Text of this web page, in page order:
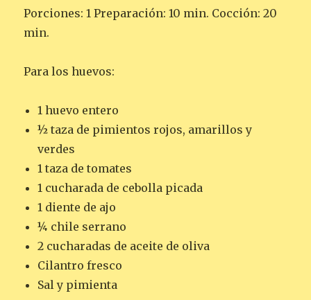
Porciones: 1 Preparación: 10 min. Cocción: 20
min.
Para los huevos:
1 huevo entero
½ taza de pimientos rojos, amarillos y
verdes
1 taza de tomates
1 cucharada de cebolla picada
1 diente de ajo
¼ chile serrano
2 cucharadas de aceite de oliva
Cilantro fresco
Sal y pimienta